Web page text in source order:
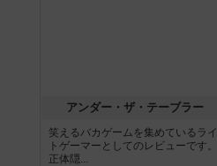
アンダー・ザ・テーブラー
笑えるバカゲームを集めているライ
トゲーマーとしてのレビューです。
正体隠...